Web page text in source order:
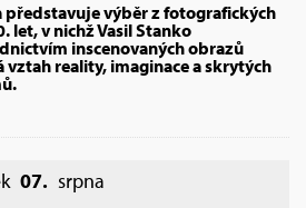
představuje výběr z fotografických
let, v nichž Vasil Stanko
inscenovaných obrazů
vztah reality, imaginace a skrytých
07. srpna